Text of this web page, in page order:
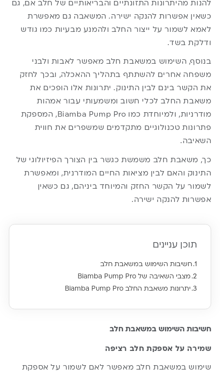
להנות מהיתרונות התזונתיים והבריאותיים של חלב אם, גם
כשאין אפשרות להנקה ישירה. המשאבה גם מאפשרת
לאמא לשמור על ייצור החלב ולהמנע מבעיות כמו גודש
ודלקת בשד.
בנוסף, השימוש במשאבת חלב מאפשר לאבות ולבני
משפחה אחרים להשתתף בתהליך ההאכלה, ובכך לחזק
את הקשר בינם לבין התינוק. יתרונות אלו הופכים את
משאבת החלב לכלי חשוב ומשמעותי עבור אמהות
מודרניות, ולמיוחדת כמו Biamba Pump Pro, המספקת
פתרונות טכנולוגיים מתקדמים שמשפרים את חווית
השאיבה.
כך, משאבת חלב משמשת כגשר בין הצורך הפיזיולוגי של
התינוק והאם לבין מציאות החיים המודרנית, ומאפשרת
לשמור על הקשר החזק והמיוחד ביניהם, גם כשאין
אפשרות להנקה ישירה.
תוכן עניינים
חשיבות השימוש במשאבת חלב
מצבי השאיבה של Biamba Pump Pro
יתרונות משאבת החלב Biamba Pump Pro
חשיבות השימוש במשאבת חלב
שמירה על אספקת חלב רציפה
שימוש במשאבת חלב מאפשר לאם לשמור על אספקת